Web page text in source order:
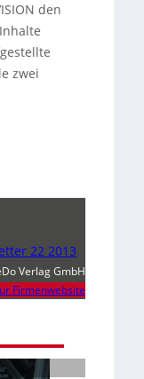
den
zwei
22 2013
Verlag GmbH
Firmenwebsite